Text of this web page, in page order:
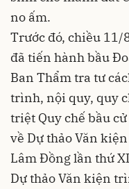
no ấm.
Trước đó, chiều
đã tiến hành bầu
Ban Thẩm tra tư
trình, nội quy, quy
triệt Quy chế bầu
về Dự thảo Văn
Lâm Đồng lần thứ
Dự thảo Văn kiện